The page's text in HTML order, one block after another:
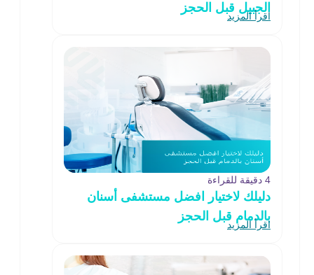
الجبيل قبل الحجز
اقرأ المزيد
4 دقيقة للقراءة
دليلك لاختيار افضل مستشفى أسنان
بالدمام قبل الحجز
اقرأ المزيد